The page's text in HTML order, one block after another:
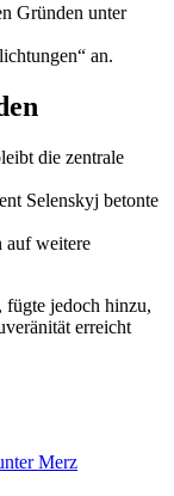
Gründen unter
an.
die zentrale
Selenskyj betonte
auf weitere
jedoch hinzu,
erreicht
Merz